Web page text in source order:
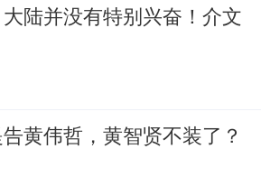
陆并没有特别兴奋！介文
黄伟哲，黄智贤不装了？